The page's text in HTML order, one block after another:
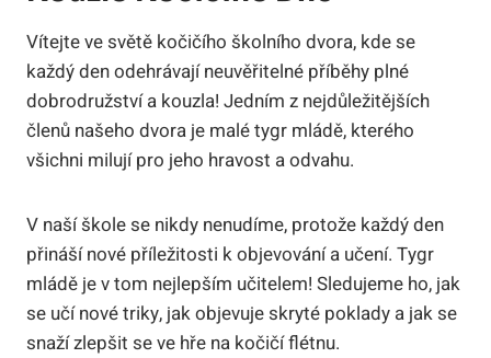
Vítejte ve světě kočičího školního dvora, kde se
každý den odehrávají neuvěřitelné příběhy plné
dobrodružství a kouzla! Jedním z nejdůležitějších
členů našeho dvora je malé tygr mládě, kterého
všichni milují pro jeho hravost a odvahu.
V naší škole se nikdy nenudíme, protože každý den
přináší nové příležitosti k objevování a učení. Tygr
mládě je v tom nejlepším učitelem! Sledujeme ho, jak
se učí nové triky, jak objevuje skryté poklady a jak se
snaží zlepšit se ve hře na kočičí flétnu.